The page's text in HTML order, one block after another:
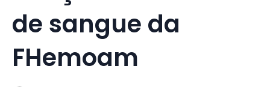
de sangue da
FHemoam